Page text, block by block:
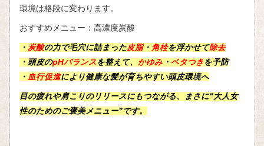
環境は格段に変わります。
おすすめメニュー：高濃度炭酸
・ 炭酸の力で毛穴に詰まった皮脂・ 角栓を浮かせて除去
・頭皮のpHバランス を整えて、 かゆみ・ ベタつき を予防
・ 血行促進により健康な髪が育ちやすい頭皮環境へ
目の疲れや肩こりのリリースにもつながる、まさに“大人女
性のためのご褒美メニュー”です。